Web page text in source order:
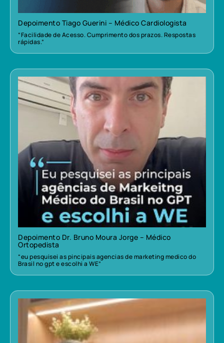
Depoimento Tiago Guerini – Médico Cardiologista
“Facilidade de Acesso. Cumprimento dos prazos. Respostas
rápidas.”
Depoimento Dr. Bruno Moura Jorge – Médico
Ortopedista
“eu pesquisei as pincipais agencias de marketing medico do
Brasil no gpt e escolhi a WE”